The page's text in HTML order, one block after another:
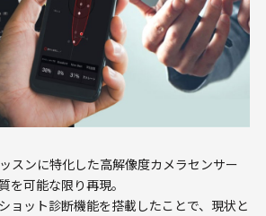
スンに特化した高解像度カメラセンサー
を可能な限り再現。
ョット診断機能を搭載したことで、現状と